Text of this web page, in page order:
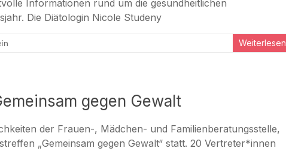
Informationen rund um die gesundheitlichen
Die Diätologin Nicole Studeny
Weiterlesen
gegen Gewalt
der Frauen-, Mädchen- und Familienberatungsstelle,
„Gemeinsam gegen Gewalt“ statt. 20 Vertreter*innen